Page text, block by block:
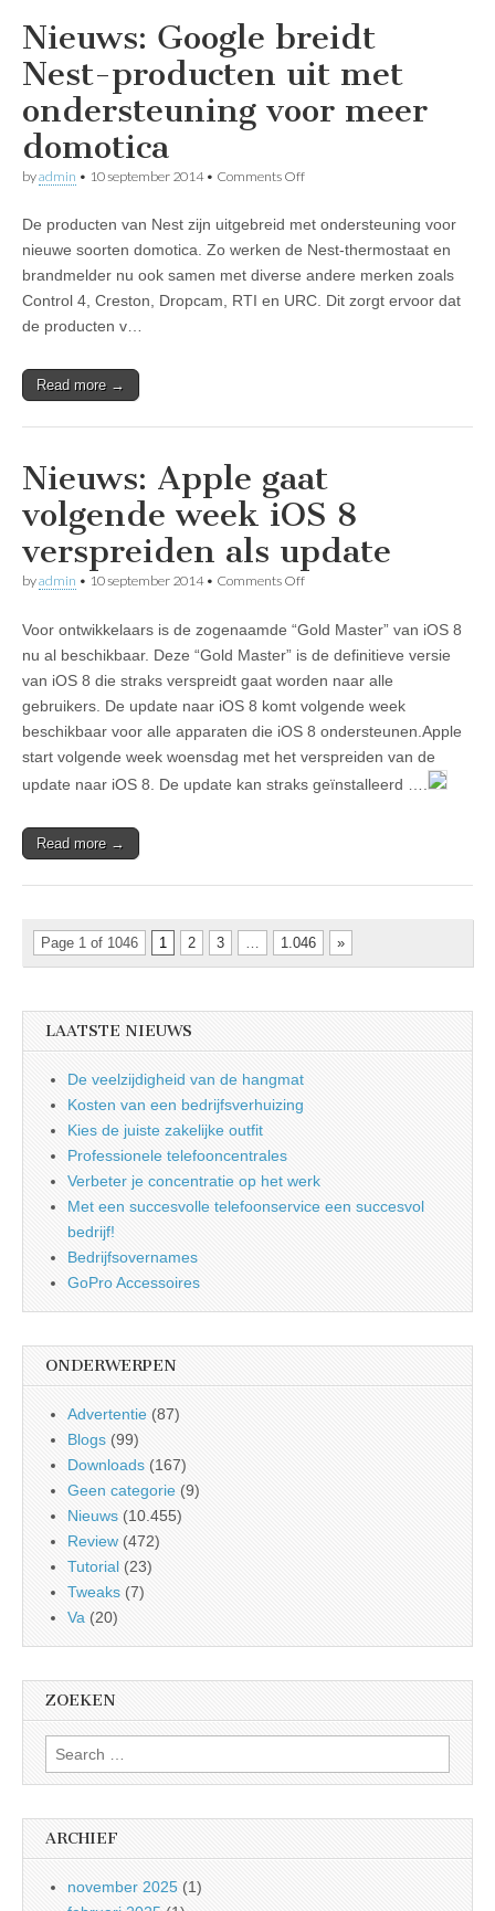
Nieuws: Google breidt
Nest-producten uit met
ondersteuning voor meer
domotica
byadmin • 10 september 2014• Comments Offon
breidt
Nest-
uit
met
De producten van Nest zijn uitgebreid met ondersteuning voor
nieuwe soorten domotica. Zo werken de Nest-thermostaat en
brandmelder nu ook samen met diverse andere merken zoals
Control 4, Creston, Dropcam, RTI en URC. Dit zorgt ervoor dat
de producten v…
Read more →
Nieuws: Apple gaat
volgende week iOS 8
verspreiden als update
byadmin • 10 september 2014• Comments Offon
gaat
volgende
iOS
8
als
update
Voor ontwikkelaars is de zogenaamde “Gold Master” van iOS 8
nu al beschikbaar. Deze “Gold Master” is de definitieve versie
van iOS 8 die straks verspreidt gaat worden naar alle
gebruikers. De update naar iOS 8 komt volgende week
beschikbaar voor alle apparaten die iOS 8 ondersteunen.Apple
start volgende week woensdag met het verspreiden van de
update naar iOS 8. De update kan straks geïnstalleerd ….
Read more →
Page 1 of 1046 1 2 3 1.046 »
LAATSTE NIEUWS
De veelzijdigheid van de hangmat
Kosten van een bedrijfsverhuizing
Kies de juiste zakelijke outfit
Professionele telefooncentrales
Verbeter je concentratie op het werk
Met een succesvolle telefoonservice een succesvol
bedrijf!
Bedrijfsovernames
GoPro Accessoires
ONDERWERPEN
Advertentie (87)
Blogs (99)
Downloads (167)
Geen categorie (9)
Nieuws (10.455)
Review (472)
Tutorial (23)
Tweaks (7)
Va (20)
ZOEKEN
Search
for:
ARCHIEF
november 2025 (1)